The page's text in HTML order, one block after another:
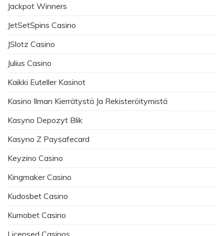
Jackpot Winners
JetSetSpins Casino
JSlotz Casino
Julius Casino
Kaikki Euteller Kasinot
Kasino Ilman Kierrätystä Ja Rekisteröitymistä
Kasyno Depozyt Blik
Kasyno Z Paysafecard
Keyzino Casino
Kingmaker Casino
Kudosbet Casino
Kumobet Casino
Licensed Casinos